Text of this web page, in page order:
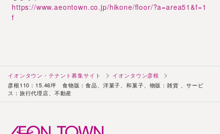
https://www.aeontown.co.jp/hikone/floor/?a=area51&f=1
f
イオンタウン・テナント募集サイト
イオンタウン彦根
彦根110：15.46坪 食物販：食品、洋菓子、和菓子、物販：雑貨 、サービ
ス：旅行代理店、不動産